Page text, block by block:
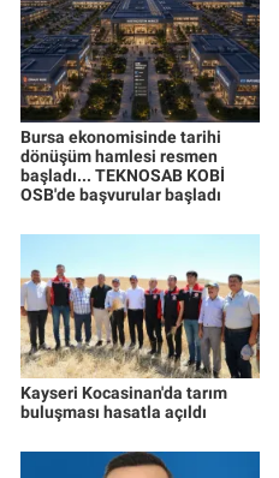
Bursa ekonomisinde tarihi
dönüşüm hamlesi resmen
başladı... TEKNOSAB KOBİ
OSB'de başvurular başladı
Kayseri Kocasinan'da tarım
buluşması hasatla açıldı